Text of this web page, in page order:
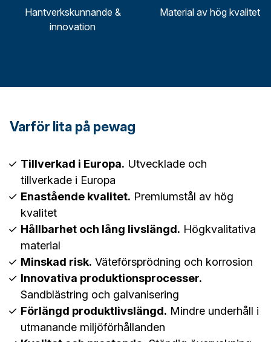
Hantverkskunnande &
innovation
Material av hög kvalitet
Varför lita på pewag
Tillverkad i Europa. Utvecklade och
tillverkade i Europa
Enastående kvalitet. Premiumstål av hög
kvalitet
Hållbarhet och lång livslängd. Högkvalitativa
material
Minskad risk. Väteförsprödning och korrosion
Innovativa produktionsprocesser.
Sandblästring och galvanisering
Förlängd produktlivslängd. Mindre underhåll i
utmanande miljöförhållanden